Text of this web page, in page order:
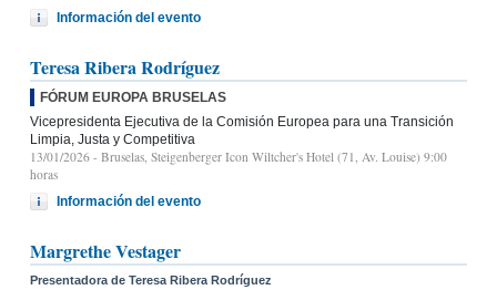
Información del evento
Teresa Ribera Rodríguez
FÓRUM EUROPA BRUSELAS
Vicepresidenta Ejecutiva de la Comisión Europea para una Transición
Limpia, Justa y Competitiva
13/01/2026 - Bruselas, Steigenberger Icon Wiltcher's Hotel (71, Av. Louise) 9:00
horas
Información del evento
Margrethe Vestager
Presentadora de Teresa Ribera Rodríguez